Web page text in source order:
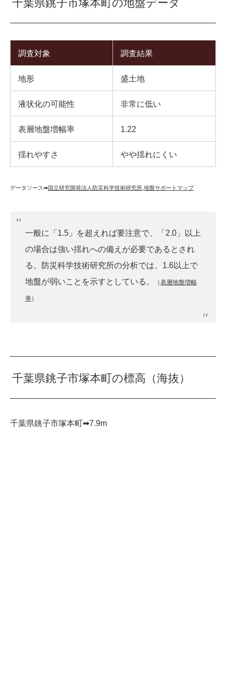
千葉県銚子市塚本町の地盤データ
調査対象 調査結果
地形 盛土地
液状化の可能性 非常に低い
表層地盤増幅率 1.22
揺れやすさ やや揺れにくい
データソース➡︎国立研究開発法人防災科学技術研究所 地盤サポートマップ
一般に「1.5」を超えれば要注意で、「2.0」以上
の場合は強い揺れへの備えが必要であるとされ
る。防災科学技術研究所の分析では、1.6以上で
地盤が弱いことを示すとしている。
（表層地盤増幅
率）
千葉県銚子市塚本町の標高（海抜）
千葉県銚子市塚本町➡︎7.9m